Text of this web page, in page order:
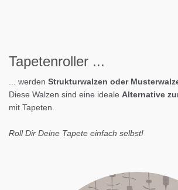
Tapetenroller ...
... werden Strukturwalzen oder
Diese Walzen sind eine ideale Alternative
mit Tapeten.
Roll Dir Deine Tapete einfach selbst!